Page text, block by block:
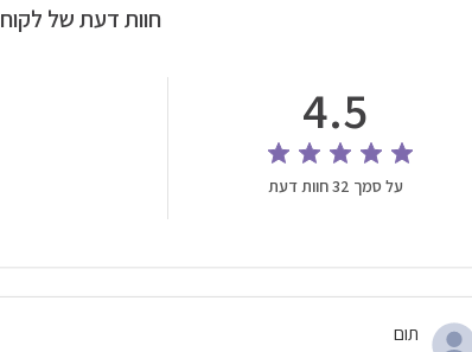
חוות דעת של
4.5
על סמך 32 חוות דעת
תום